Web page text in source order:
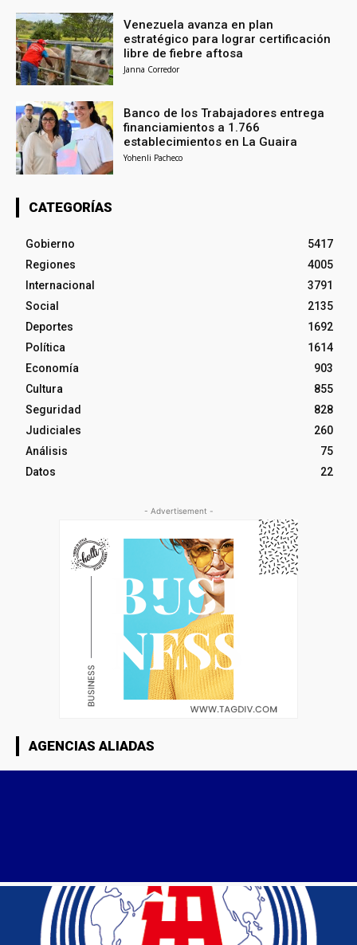
Venezuela avanza en plan
estratégico para lograr certificación
libre de fiebre aftosa
Janna Corredor
Banco de los Trabajadores entrega
financiamientos a 1.766
establecimientos en La Guaira
Yohenli Pacheco
CATEGORÍAS
Gobierno
5417
Regiones
4005
Internacional
3791
Social
2135
Deportes
1692
Política
1614
Economía
903
Cultura
855
Seguridad
828
Judiciales
260
Análisis
75
Datos
22
- Advertisement -
AGENCIAS ALIADAS